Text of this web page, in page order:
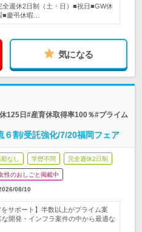
週休2日制（土・日）■祝日■GW休
■慶弔休暇…
気になる
125日#産育休取得率100％#プライム
６割/受託強化/7/20福岡フェア
勤なし 学歴不問 完全週休2日制
性のおしごと掲載中
08/10
をサポート】半数以上がプライム案
開発・インフラ案件の中から最適な